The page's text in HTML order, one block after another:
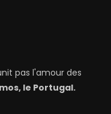
pas l'amour des
le Portugal.